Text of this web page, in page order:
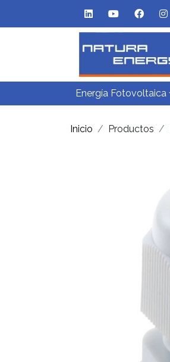
Energía Fotovoltaica
Inicio Productos